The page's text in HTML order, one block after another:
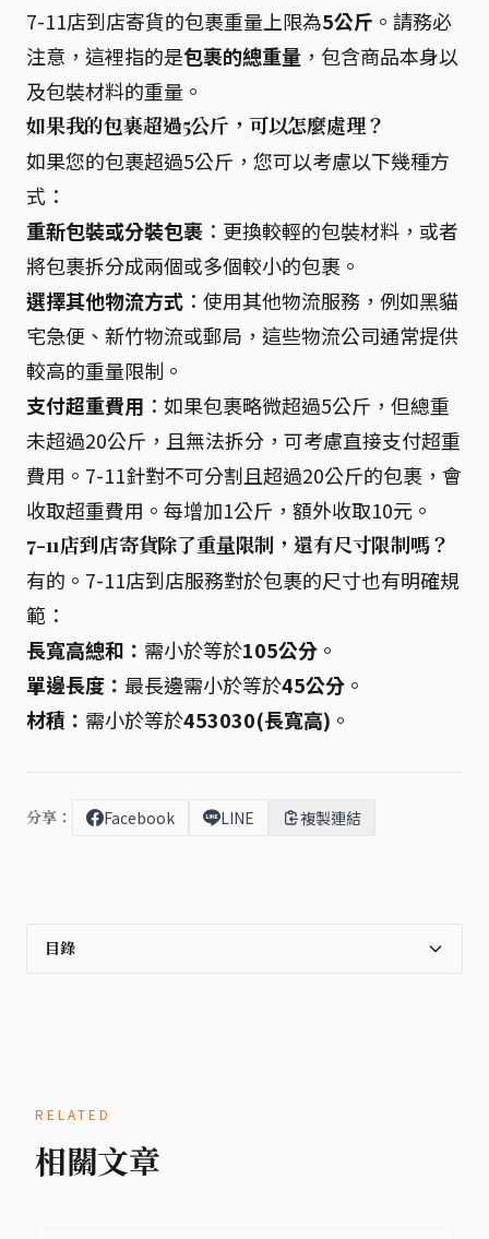
7-11店到店寄貨的包裹重量上限為5公斤 。請務必
注意，這裡指的是包裹的總重量 ，包含商品本身以
及包裝材料的重量。
如果我的包裹超過5公斤，可以怎麼處理？
如果您的包裹超過5公斤，您可以考慮以下幾種方
式：
重新包裝或分裝包裹 ：更換較輕的包裝材料，或者
將包裹拆分成兩個或多個較小的包裹。
選擇其他物流方式 ：使用其他物流服務，例如黑貓
宅急便、新竹物流或郵局，這些物流公司通常提供
較高的重量限制。
支付超重費用 ：如果包裹略微超過5公斤，但總重
未超過20公斤，且無法拆分，可考慮直接支付超重
費用。7-11針對不可分割且超過20公斤的包裹，會
收取超重費用。每增加1公斤，額外收取10元。
7-11店到店寄貨除了重量限制，還有尺寸限制嗎？
有的。7-11店到店服務對於包裹的尺寸也有明確規
範：
長寬高總和： 需小於等於105公分 。
單邊長度： 最長邊需小於等於45公分 。
材積： 需小於等於453030(長寬高) 。
分享： Facebook LINE 複製連結
目錄
RELATED
相關文章